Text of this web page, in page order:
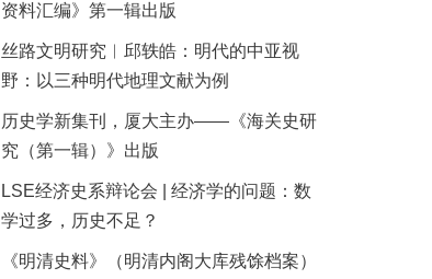
资料汇编》第一辑出版
丝路文明研究︱邱轶皓：明代的中亚视
野：以三种明代地理文献为例
历史学新集刊，厦大主办——《海关史研
究（第一辑）》出版
LSE经济史系辩论会 | 经济学的问题：数
学过多，历史不足？
《明清史料》（明清内阁大库残馀档案）